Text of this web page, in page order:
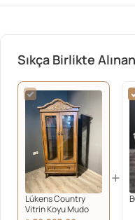
Sıkça Birlikte
Lükens Country
Vitrin Koyu Mudo
+